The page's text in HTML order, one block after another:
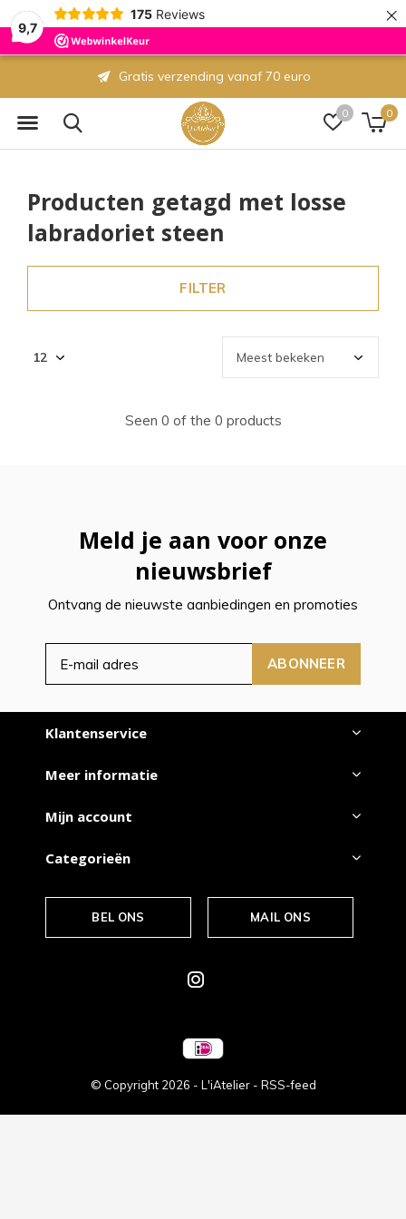
9,7
175 Reviews ×
0 0
Gratis verzending vanaf 70 euro
Producten getagd met losse
labradoriet steen
FILTER
Seen 0 of the 0 products
Meld je aan voor onze
nieuwsbrief
Ontvang de nieuwste aanbiedingen en promoties
ABONNEER
Klantenservice
Meer informatie
Mijn account
Categorieën
BEL ONS MAIL ONS
© Copyright 2026 - L'iAtelier - RSS-feed